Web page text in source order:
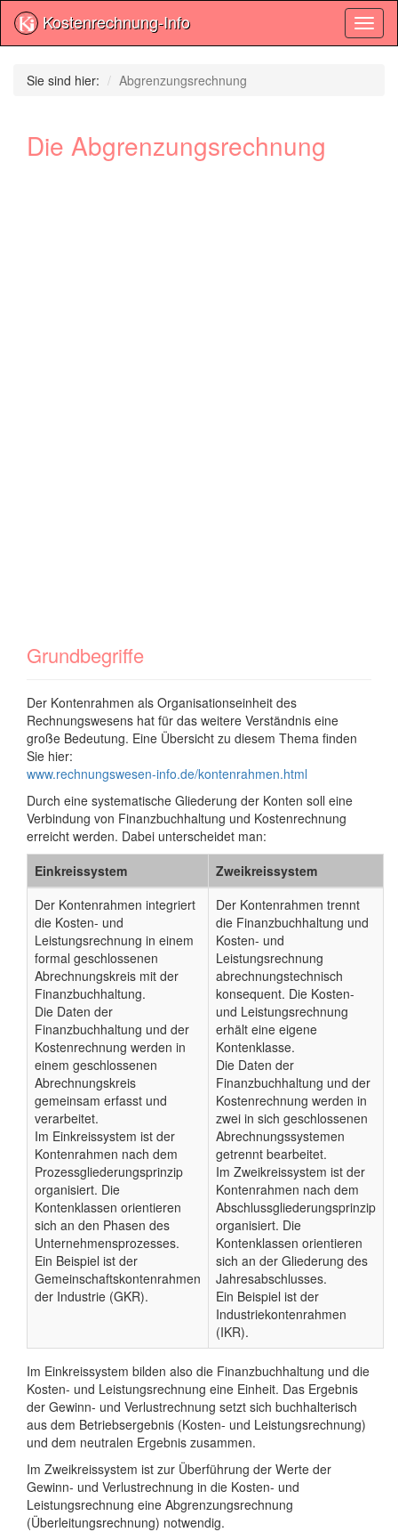
Kostenrechnung-Info
Sie sind hier: Abgrenzungsrechnung
Die Abgrenzungsrechnung
Grundbegriffe
Der Kontenrahmen als Organisationseinheit des
Rechnungswesens hat für das weitere Verständnis eine
große Bedeutung. Eine Übersicht zu diesem Thema finden
Sie hier:
www.rechnungswesen-info.de/kontenrahmen.html
Durch eine systematische Gliederung der Konten soll eine
Verbindung von Finanzbuchhaltung und Kostenrechnung
erreicht werden. Dabei unterscheidet man:
Einkreissystem
Zweikreissystem
Der Kontenrahmen integriert
die Kosten- und
Leistungsrechnung in einem
formal geschlossenen
Abrechnungskreis mit der
Finanzbuchhaltung.
Die Daten der
Finanzbuchhaltung und der
Kostenrechnung werden in
einem geschlossenen
Abrechnungskreis
gemeinsam erfasst und
verarbeitet.
Im Einkreissystem ist der
Kontenrahmen nach dem
Prozessgliederungsprinzip
organisiert. Die
Kontenklassen orientieren
sich an den Phasen des
Unternehmensprozesses.
Ein Beispiel ist der
Gemeinschaftskontenrahmen
der Industrie (GKR).
Der Kontenrahmen trennt
die Finanzbuchhaltung und
Kosten- und
Leistungsrechnung
abrechnungstechnisch
konsequent. Die Kosten-
und Leistungsrechnung
erhält eine eigene
Kontenklasse.
Die Daten der
Finanzbuchhaltung und der
Kostenrechnung werden in
zwei in sich geschlossenen
Abrechnungssystemen
getrennt bearbeitet.
Im Zweikreissystem ist der
Kontenrahmen nach dem
Abschlussgliederungsprinzip
organisiert. Die
Kontenklassen orientieren
sich an der Gliederung des
Jahresabschlusses.
Ein Beispiel ist der
Industriekontenrahmen
(IKR).
Im Einkreissystem bilden also die Finanzbuchhaltung und die
Kosten- und Leistungsrechnung eine Einheit. Das Ergebnis
der Gewinn- und Verlustrechnung setzt sich buchhalterisch
aus dem Betriebsergebnis (Kosten- und Leistungsrechnung)
und dem neutralen Ergebnis zusammen.
Im Zweikreissystem ist zur Überführung der Werte der
Gewinn- und Verlustrechnung in die Kosten- und
Leistungsrechnung eine Abgrenzungsrechnung
(Überleitungsrechnung) notwendig.